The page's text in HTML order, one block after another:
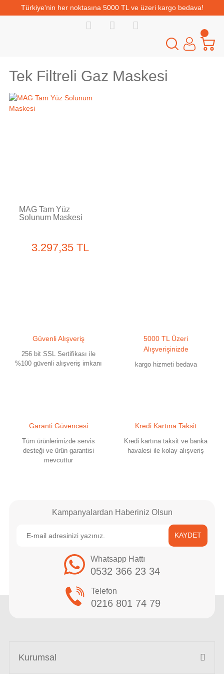
Türkiye'nin her noktasına 5000 TL ve üzeri kargo bedava!
Tek Filtreli Gaz Maskesi
MAG Tam Yüz
Solunum Maskesi
3.297,35 TL
Güvenli Alışveriş
256 bit SSL Sertifikası ile
%100 güvenli alışveriş imkanı
5000 TL Üzeri
Alışverişinizde
kargo hizmeti bedava
Garanti Güvencesi
Tüm ürünlerimizde servis
desteği ve ürün garantisi
mevcuttur
Kredi Kartına Taksit
Kredi kartına taksit ve banka
havalesi ile kolay alışveriş
Kampanyalardan Haberiniz Olsun
KAYDET
Whatsapp Hattı
0532 366 23 34
Telefon
0216 801 74 79
Kurumsal